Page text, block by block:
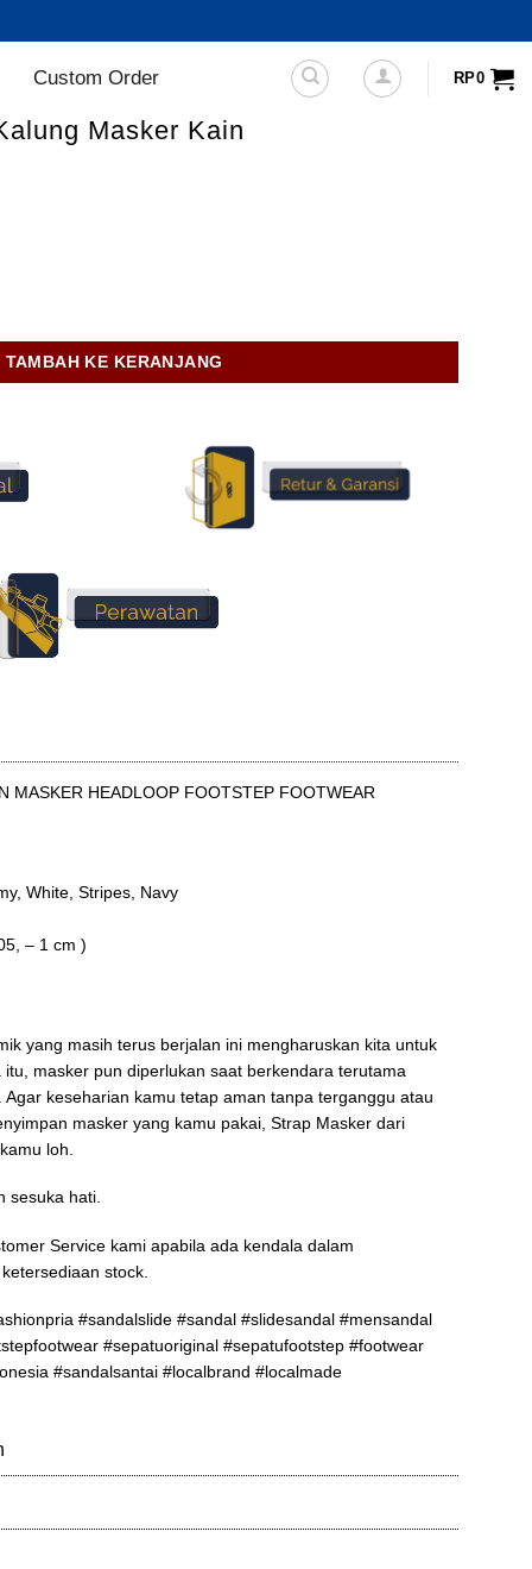
Custom Order RP0
Masker Kain
TAMBAH KE KERANJANG
MASKER HEADLOOP FOOTSTEP FOOTWEAR
White, Stripes, Navy
– 1 cm )
yang masih terus berjalan ini mengharuskan kita untuk
masker pun diperlukan saat berkendara terutama
keseharian kamu tetap aman tanpa terganggu atau
masker yang kamu pakai, Strap Masker dari
loh.
sesuka hati.
Service kami apabila ada kendala dalam
stock.
#sandalslide #sandal #slidesandal #mensandal
#sepatuoriginal #sepatufootstep #footwear
#sandalsantai #localbrand #localmade